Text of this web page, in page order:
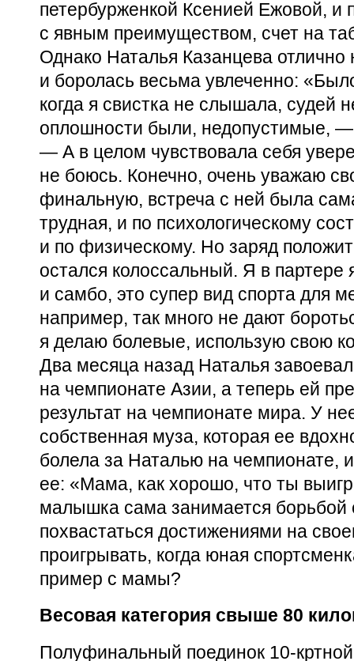
петербурженкой Ксенией Ежовой, и
с явным преимуществом, счет на
Однако Наталья Казанцева отлично
и боролась весьма увлеченно:
когда я свистка не слышала, судей
оплошности были, недопустимые,
— А в целом чувствовала себя
не боюсь. Конечно, очень уважаю
финальную, встреча с ней была
трудная, и по психологическому
и по физическому. Но заряд
остался колоссальный. Я в партере
и самбо, это супер вид спорта для
например, так много не дают
я делаю болевые, использую свою
Два месяца назад Наталья
на чемпионате Азии, а теперь ей
результат на чемпионате мира. У
собственная муза, которая ее
болела за Наталью на чемпионате,
ее: «Мама, как хорошо, что ты
малышка сама занимается борьбой
похвастаться достижениями на
проигрывать, когда юная
пример с мамы?
Весовая категория свыше 80
Полуфинальный поединок 10-кртной